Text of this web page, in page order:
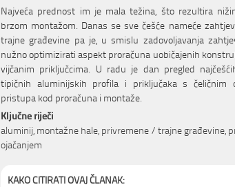
Najveća prednost im je mala težina, što rezultira
brzom montažom. Danas se sve češće nameće
trajne građevine pa je, u smislu zadovoljavanja
nužno optimizirati aspekt proračuna uobičajenih
vijčanim priključcima. U radu je dan pregled
tipičnih aluminijskih profila i priključaka s čeličnim
pristupa kod proračuna i montaže.
Ključne riječi
aluminij, montažne hale, privremene / trajne građevine,
ojačanjem
KAKO CITIRATI OVAJ ČLANAK: